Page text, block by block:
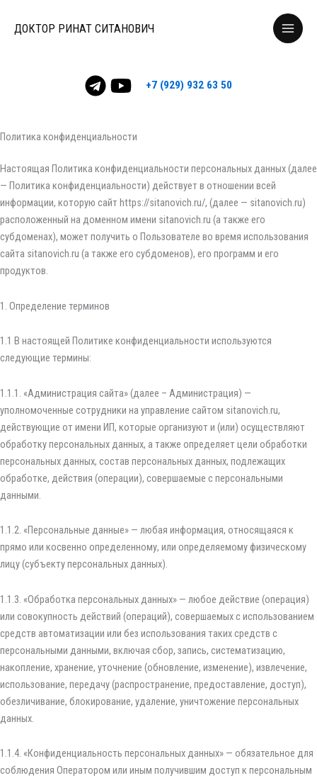
ДОКТОР РИНАТ СИТАНОВИЧ
Main
Menu
+7 (929) 932 63 50
Политика конфиденциальности
Настоящая Политика конфиденциальности персональных данных (далее
— Политика конфиденциальности) действует в отношении всей
информации, которую сайт https://sitanovich.ru/, (далее — sitanovich.ru)
расположенный на доменном имени sitanovich.ru (а также его
субдоменах), может получить о Пользователе во время использования
сайта sitanovich.ru (а также его субдоменов), его программ и его
продуктов.
1. Определение терминов
1.1 В настоящей Политике конфиденциальности используются
следующие термины:
1.1.1. «Администрация сайта» (далее – Администрация) —
уполномоченные сотрудники на управление сайтом sitanovich.ru,
действующие от имени ИП, которые организуют и (или) осуществляют
обработку персональных данных, а также определяет цели обработки
персональных данных, состав персональных данных, подлежащих
обработке, действия (операции), совершаемые с персональными
данными.
1.1.2. «Персональные данные» — любая информация, относящаяся к
прямо или косвенно определенному, или определяемому физическому
лицу (субъекту персональных данных).
1.1.3. «Обработка персональных данных» — любое действие (операция)
или совокупность действий (операций), совершаемых с использованием
средств автоматизации или без использования таких средств с
персональными данными, включая сбор, запись, систематизацию,
накопление, хранение, уточнение (обновление, изменение), извлечение,
использование, передачу (распространение, предоставление, доступ),
обезличивание, блокирование, удаление, уничтожение персональных
данных.
1.1.4. «Конфиденциальность персональных данных» — обязательное для
соблюдения Оператором или иным получившим доступ к персональным